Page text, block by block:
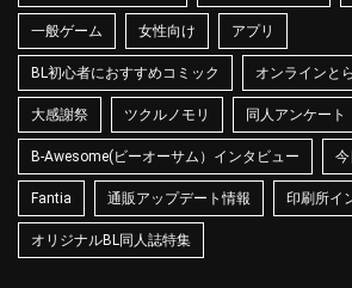
一般ゲーム 女性向け アプリ
BL初心者におすすめコミック オンラインと
大感謝祭 ツクルノモリ 同人アンケート
B-Awesome(ビーオーサム）インタビュー
Fantia 通販アップデート情報 印刷所イ
オリジナルBL同人誌特集